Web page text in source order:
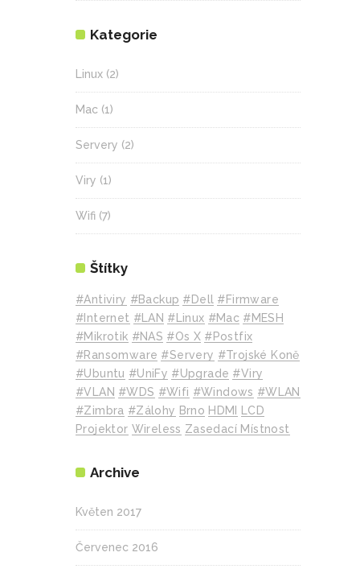
Kategorie
Linux (2)
Mac (1)
Servery (2)
Viry (1)
Wifi (7)
Štítky
#Antiviry #backup #Dell #Firmware
#internet #LAN #Linux #mac #MESH
#mikrotik #NAS #Os X #Postfix
#Ransomware #Servery #Trojské Koně
#Ubuntu #UniFy #Upgrade #Viry
#VLAN #WDS #wifi #Windows #WLAN
#Zimbra #zálohy Brno HDMI LCD
Projektor Wireless Zasedací Místnost
Archive
Květen 2017
Červenec 2016